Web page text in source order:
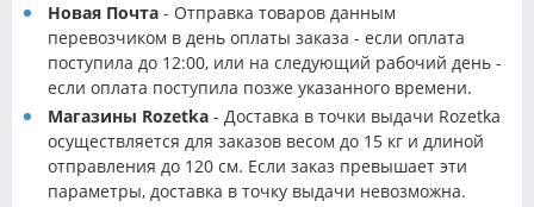
Новая Почта - Отправка товаров данным
перевозчиком в день оплаты заказа - если оплата
поступила до 12:00, или на следующий рабочий день -
если оплата поступила позже указанного времени.
Магазины Rozetka - Доставка в точки выдачи Rozetka
осуществляется для заказов весом до 15 кг и длиной
отправления до 120 см. Если заказ превышает эти
параметры, доставка в точку выдачи невозможна.